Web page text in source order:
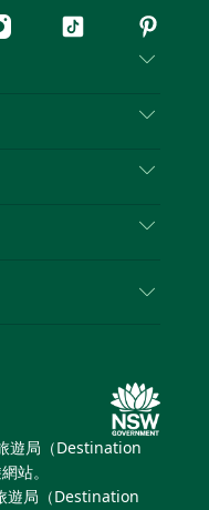
抖
NSW）媒體中
遊局（Destination
站。
遊局（Destination